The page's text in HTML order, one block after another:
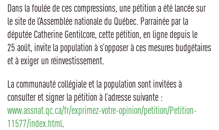
Dans la foulée de ces compressions, une pétition a été lancée sur
le site de l’Assemblée nationale du Québec. Parrainée par la
députée Catherine Gentilcore, cette pétition, en ligne depuis le
25 août, invite la population à s’opposer à ces mesures budgétaires
et à exiger un réinvestissement.
La communauté collégiale et la population sont invitées à
consulter et signer la pétition à l’adresse suivante :
www.assnat.qc.ca/fr/exprimez-votre-opinion/petition/Petition-
11577/index.html.